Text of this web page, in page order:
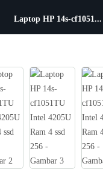
Laptop HP 14s-cf1051...